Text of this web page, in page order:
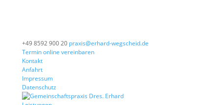
+49 8592 900 20 praxis@erhard-wegscheid.de
Termin online vereinbaren
Kontakt
Anfahrt
Impressum
Datenschutz